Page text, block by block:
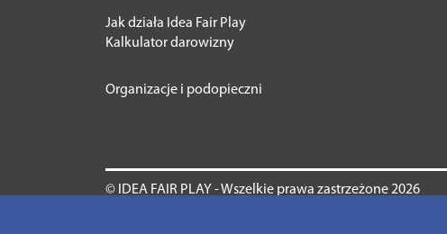
Jak działa Idea Fair Play
Kalkulator darowizny
Organizacje i podopieczni
© IDEA FAIR PLAY - Wszelkie prawa zastrzeżone 2026